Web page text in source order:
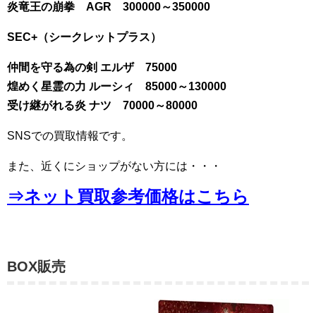
炎竜王の崩拳 AGR 300000～350000
SEC+（シークレットプラス）
仲間を守る為の剣 エルザ 75000
煌めく星霊の力 ルーシィ 85000～130000
受け継がれる炎 ナツ 70000～80000
SNSでの買取情報です。
また、近くにショップがない方には・・・
⇒ネット買取参考価格はこちら
BOX販売